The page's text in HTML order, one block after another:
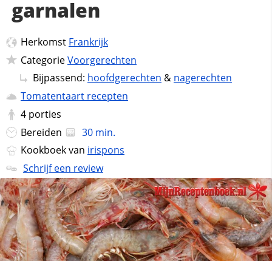
garnalen
Herkomst Frankrijk
CategorieVoorgerechten
Bijpassend: hoofdgerechten & nagerechten
Tomatentaart recepten
4 porties
Bereiden
30 min.
Kookboek van irispons
Schrijf een review